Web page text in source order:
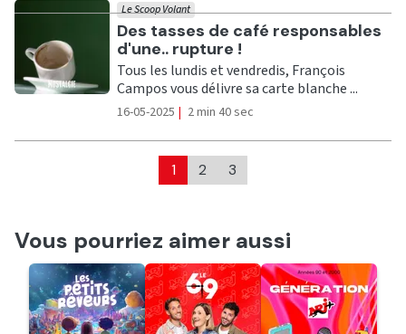
Ecouter
Des tasses de café responsables
d'une.. rupture !
Le Scoop Volant
Tous les lundis et vendredis, François
Campos vous délivre sa carte blanche ...
16-05-2025 | 2 min 40 sec
1 2 3
Vous pourriez aimer aussi